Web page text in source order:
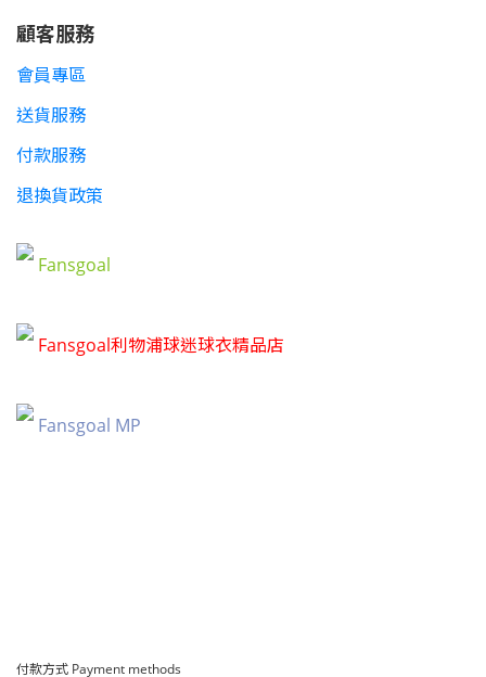
顧客服務
會員專區
送貨服務
付款服務
退換貨政策
Fansgoal
Fansgoal利物浦球迷球衣精品店
Fansgoal MP
付款方式 Payment methods